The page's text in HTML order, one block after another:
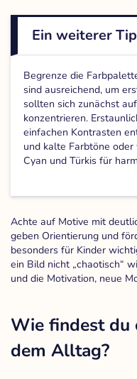
Ein weiterer
Begrenze die
sind ausreichend, um
sollten sich zunächst
konzentrieren.
einfachen Kontrasten
und kalte Farbtöne
Cyan und Türkis für
Achte auf Motive mit
geben Orientierung und
besonders für Kinder
ein Bild nicht „chaotisch“
und die Motivation, neue
Wie findest du
dem Alltag?